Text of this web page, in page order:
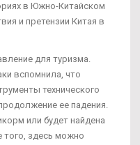
в Южно-Китайском
и претензии Китая в
для туризма.
вспомнила, что
технического
ее падения.
или будет найдена
того, здесь можно